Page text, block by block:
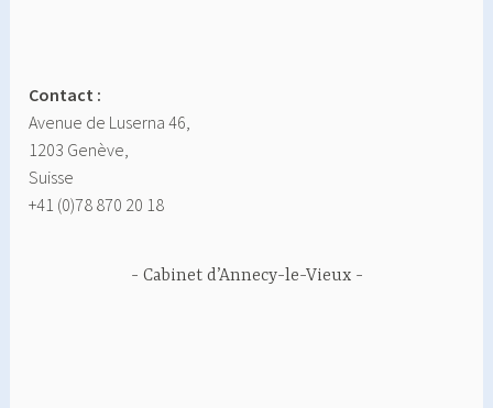
Contact :
Avenue de Luserna 46,
1203 Genève,
Suisse
+41 (0)78 870 20 18
Cabinet d’Annecy-le-Vieux